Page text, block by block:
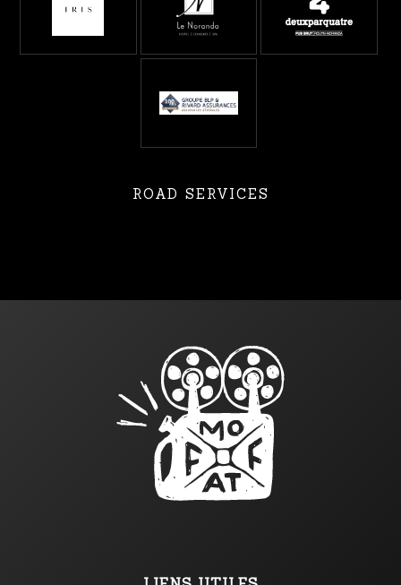
ROAD SERVICES